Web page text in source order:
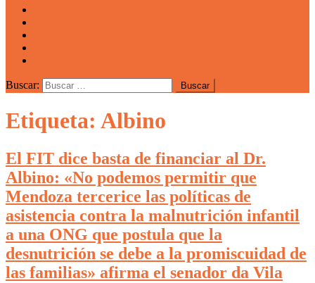
Buscar:
Etiqueta: Albino
El FIT dice basta de financiar al Dr.
Albino: «No podemos permitir que
Mendoza tercerice las políticas de
asistencia contra la malnutrición infantil
a una ONG que postula que la
desnutrición se debe a la promiscuidad de
las familias» afirma el senador da Vila